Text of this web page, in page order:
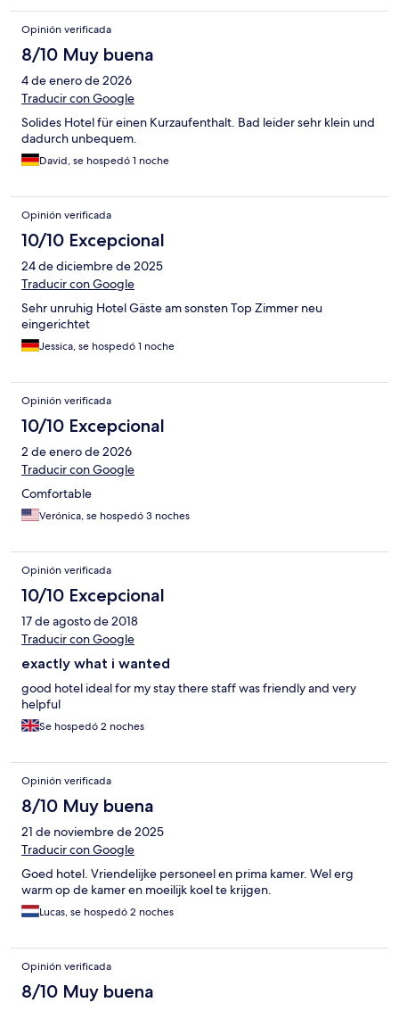
Opinión verificada
8/10 Muy buena
4 de enero de 2026
Traducir con Google
Solides Hotel für einen Kurzaufenthalt. Bad leider sehr klein und
dadurch unbequem.
David, se hospedó 1 noche
Opinión verificada
10/10 Excepcional
24 de diciembre de 2025
Traducir con Google
Sehr unruhig Hotel Gäste am sonsten Top Zimmer neu
eingerichtet
Jessica, se hospedó 1 noche
Opinión verificada
10/10 Excepcional
2 de enero de 2026
Traducir con Google
Comfortable
Verónica, se hospedó 3 noches
Opinión verificada
10/10 Excepcional
17 de agosto de 2018
Traducir con Google
exactly what i wanted
good hotel ideal for my stay there staff was friendly and very
helpful
Se hospedó 2 noches
Opinión verificada
8/10 Muy buena
21 de noviembre de 2025
Traducir con Google
Goed hotel. Vriendelijke personeel en prima kamer. Wel erg
warm op de kamer en moeilijk koel te krijgen.
Lucas, se hospedó 2 noches
Opinión verificada
8/10 Muy buena